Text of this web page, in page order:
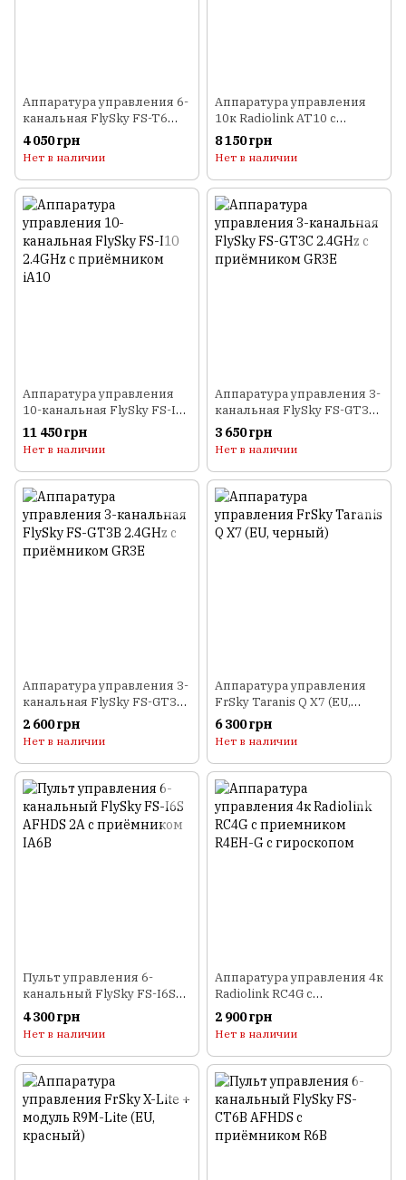
Аппаратура управления 6-
канальная FlySky FS-T6
2.4GHz с приёмником R6B
4 050 грн
Нет в наличии
Аппаратура управления
10к Radiolink AT10 с
приемником R10D PPM
8 150 грн
Нет в наличии
Аппаратура управления
10-канальная FlySky FS-I10
2.4GHz с приёмником iA10
11 450 грн
Нет в наличии
Аппаратура управления 3-
канальная FlySky FS-GT3C
2.4GHz с приёмником GR3E
3 650 грн
Нет в наличии
Аппаратура управления 3-
канальная FlySky FS-GT3B
2.4GHz с приёмником GR3E
2 600 грн
Нет в наличии
Аппаратура управления
FrSky Taranis Q X7 (EU,
черный)
6 300 грн
Нет в наличии
Пульт управления 6-
канальный FlySky FS-I6S
AFHDS 2A с приёмником
IA6B
4 300 грн
Нет в наличии
Аппаратура управления 4к
Radiolink RC4G с
приемником R4EH-G с
гироскопом
2 900 грн
Нет в наличии